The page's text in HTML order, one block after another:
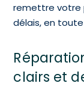
remettre votre
délais, en
clairs et